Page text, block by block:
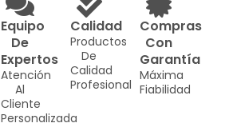
Equipo
De
Expertos
Atención
Al
Cliente
Personalizada
Calidad
Productos
De
Calidad
Profesional
Compras
Con
Garantía
Máxima
Fiabilidad